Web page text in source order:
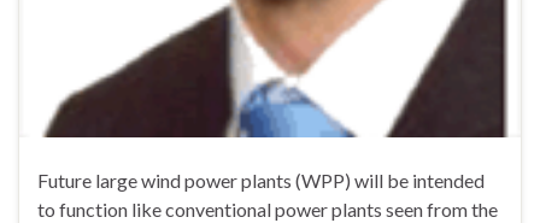
Future large wind power plants (WPP) will be intended
to function like conventional power plants seen from the